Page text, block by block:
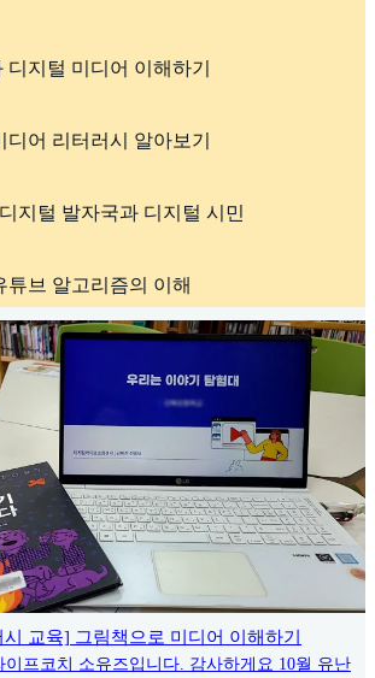
지털 미디어 이해하기
어 리터러시 알아보기
지털 발자국과 디지털 시민
튜브 알고리즘의 이해
교육] 그림책으로 미디어 이해하기
프코치 소유즈입니다. 감사하게요 10월 유난